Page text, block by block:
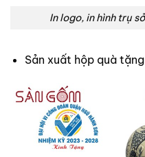
In logo, in hình trụ
Sản xuất hộp quà